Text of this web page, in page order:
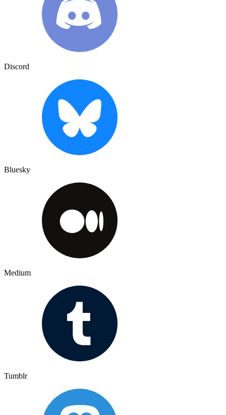
Discord
Bluesky
Medium
Tumblr